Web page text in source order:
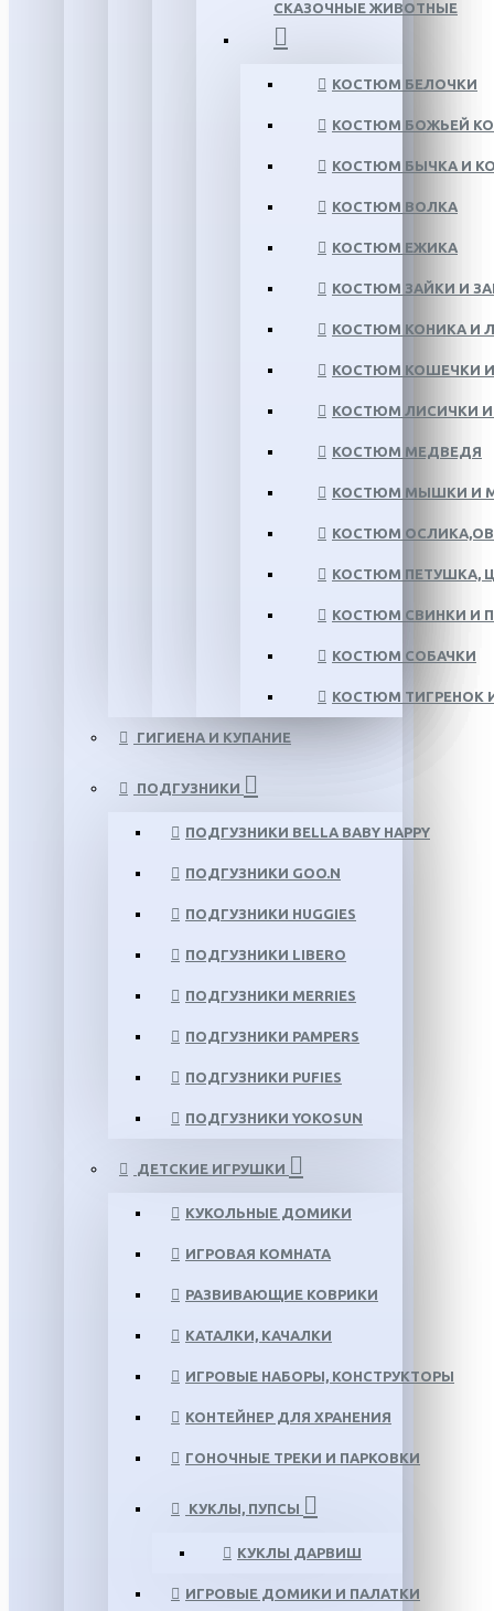
СКАЗОЧНЫЕ ЖИВОТНЫЕ
КОСТЮМ БЕЛОЧКИ
КОСТЮМ БОЖЬЕЙ
КОСТЮМ БЫЧКА И
КОСТЮМ ВОЛКА
КОСТЮМ ЕЖИКА
КОСТЮМ ЗАЙКИ И
КОСТЮМ КОНИКА И
КОСТЮМ КОШЕЧКИ
КОСТЮМ ЛИСИЧКИ И
КОСТЮМ МЕДВЕДЯ
КОСТЮМ МЫШКИ И
КОСТЮМ
КОСТЮМ ПЕТУШКА,
КОСТЮМ СВИНКИ И
КОСТЮМ СОБАЧКИ
КОСТЮМ ТИГРЕНОК
ГИГИЕНА И КУПАНИЕ
ПОДГУЗНИКИ
ПОДГУЗНИКИ BELLA BABY HAPPY
ПОДГУЗНИКИ GOO.N
ПОДГУЗНИКИ HUGGIES
ПОДГУЗНИКИ LIBERO
ПОДГУЗНИКИ MERRIES
ПОДГУЗНИКИ PAMPERS
ПОДГУЗНИКИ PUFIES
ПОДГУЗНИКИ YOKOSUN
ДЕТСКИЕ ИГРУШКИ
КУКОЛЬНЫЕ ДОМИКИ
ИГРОВАЯ КОМНАТА
РАЗВИВАЮЩИЕ КОВРИКИ
КАТАЛКИ, КАЧАЛКИ
ИГРОВЫЕ НАБОРЫ, КОНСТРУКТОРЫ
КОНТЕЙНЕР ДЛЯ ХРАНЕНИЯ
ГОНОЧНЫЕ ТРЕКИ И ПАРКОВКИ
КУКЛЫ, ПУПСЫ
КУКЛЫ ДАРВИШ
ИГРОВЫЕ ДОМИКИ И ПАЛАТКИ